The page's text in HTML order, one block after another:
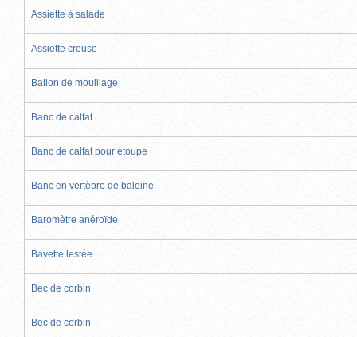
Assiette à salade
Assiette creuse
Ballon de mouillage
Banc de calfat
Banc de calfat pour étoupe
Banc en vertèbre de baleine
Baromètre anéroïde
Bavette lestée
Bec de corbin
Bec de corbin